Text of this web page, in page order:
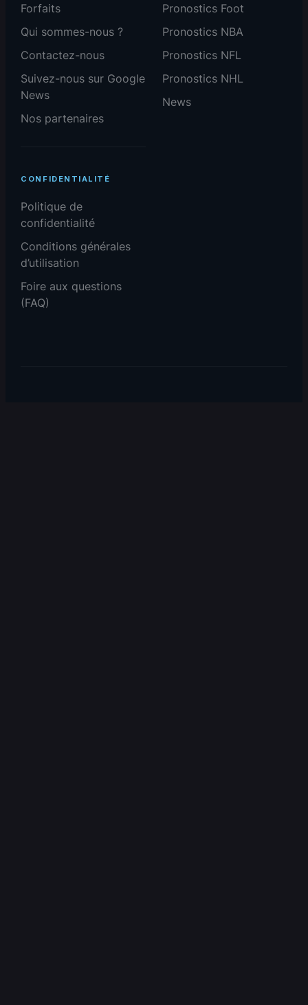
Forfaits
Qui sommes-nous ?
Contactez-nous
Suivez-nous sur Google
News
Nos partenaires
Pronostics Foot
Pronostics NBA
Pronostics NFL
Pronostics NHL
News
CONFIDENTIALITÉ
Politique de
confidentialité
Conditions générales
d’utilisation
Foire aux questions
(FAQ)